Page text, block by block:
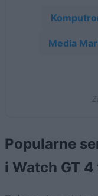
Media
Popularne
i Watch GT